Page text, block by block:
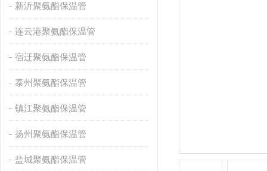
新沂聚氨酯保温管
连云港聚氨酯保温管
宿迁聚氨酯保温管
泰州聚氨酯保温管
镇江聚氨酯保温管
扬州聚氨酯保温管
盐城聚氨酯保温管